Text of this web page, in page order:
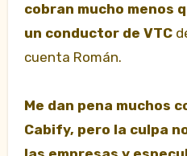
cobran mucho menos
un conductor de VTC
cuenta Román.
Me dan pena muchos
Cabify, pero la culpa